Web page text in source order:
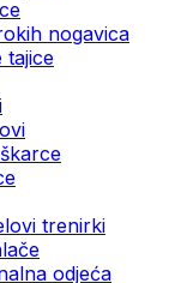
nogavica
tajice
trenirki
odjeća